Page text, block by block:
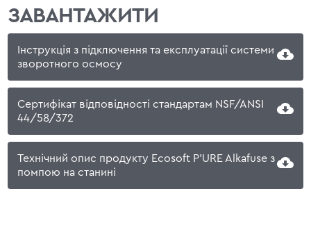
ЗАВАНТАЖИТИ
Інструкція з підключення та експлуатації системи
зворотного осмосу
Сертифікат відповідності стандартам NSF/ANSI
44/58/372
Технічний опис продукту Ecosoft P'URE Alkafuse з
помпою на станині